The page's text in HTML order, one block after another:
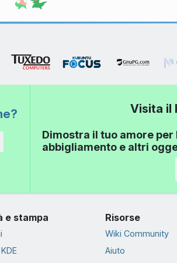
Visita il
Dimostra il tuo amore per
abbigliamento e altri
e stampa Risorse
Wiki Community
Aiuto